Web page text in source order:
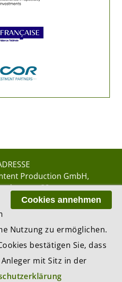
Production GmbH
38
8002 Zürich
– Switzerland
update AG, Zurich
Cookies annehmen
Nutzung zu ermöglichen.
bestätigen Sie, dass
mit Sitz in der